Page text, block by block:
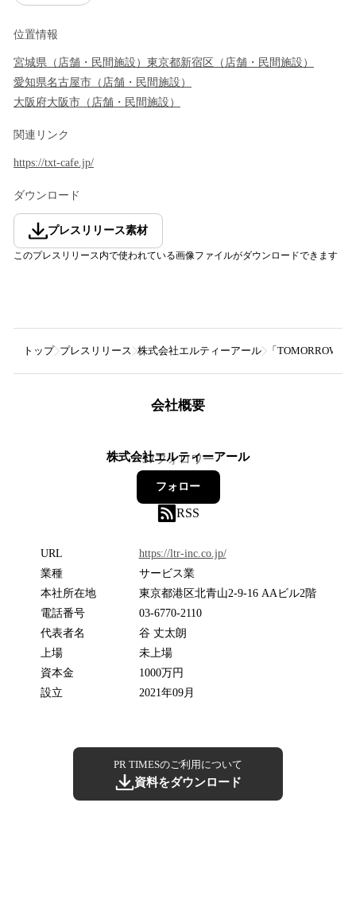
位置情報
宮城県 （ 店舗・民間施設 ） 東京都新宿区 （ 店舗・民間施設 ）
愛知県名古屋市 （ 店舗・民間施設 ）
大阪府大阪市 （ 店舗・民間施設 ）
関連リンク
https://txt-cafe.jp/
ダウンロード
プレスリリース素材
このプレスリリース内で使われている画像ファイルがダウンロードできます
トップ プレスリリース 株式会社エルティーアール 「TOMORROW X
会社概要
株式会社エルティーアール
57フォロワー
フォロー
RSS
URL
https://ltr-inc.co.jp/
業種
サービス業
本社所在地
東京都港区北青山2-9-16 AAビル2階
電話番号
03-6770-2110
代表者名
谷 丈太朗
上場
未上場
資本金
1000万円
設立
2021年09月
PR TIMESのご利用について
資料をダウンロード